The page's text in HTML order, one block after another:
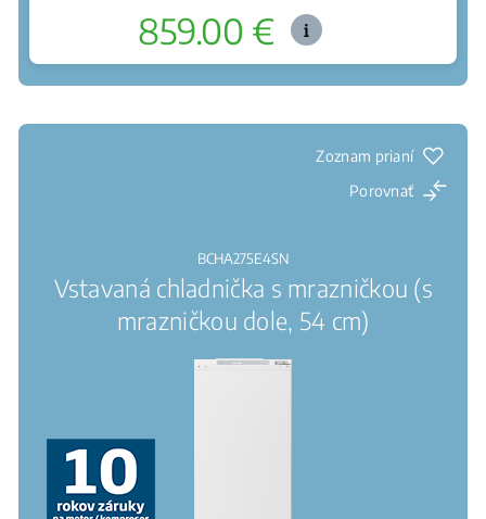
859.00 €
a vysychania
Zoznam prianí
Porovnať
BCHA275E4SN
Vstavaná chladnička s mrazničkou (s
mrazničkou dole, 54 cm)